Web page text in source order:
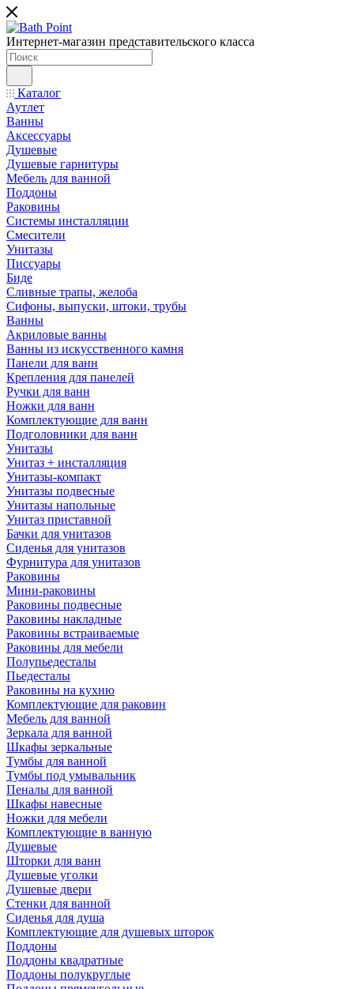
Интернет-магазин представительского класса
Каталог
Аутлет
Ванны
Аксессуары
Душевые
Душевые гарнитуры
Мебель для ванной
Поддоны
Раковины
Системы инсталляции
Смесители
Унитазы
Писсуары
Биде
Сливные трапы, желоба
Сифоны, выпуски, штоки, трубы
Ванны
Акриловые ванны
Ванны из искусственного камня
Панели для ванн
Крепления для панелей
Ручки для ванн
Ножки для ванн
Комплектующие для ванн
Подголовники для ванн
Унитазы
Унитаз + инсталляция
Унитазы-компакт
Унитазы подвесные
Унитазы напольные
Унитаз приставной
Бачки для унитазов
Сиденья для унитазов
Фурнитура для унитазов
Раковины
Мини-раковины
Раковины подвесные
Раковины накладные
Раковины встраиваемые
Раковины для мебели
Полупьедесталы
Пьедесталы
Раковины на кухню
Комплектующие для раковин
Мебель для ванной
Зеркала для ванной
Шкафы зеркальные
Тумбы для ванной
Тумбы под умывальник
Пеналы для ванной
Шкафы навесные
Ножки для мебели
Комплектующие в ванную
Душевые
Шторки для ванн
Душевые уголки
Душевые двери
Стенки для ванной
Сиденья для душа
Комплектующие для душевых шторок
Поддоны
Поддоны квадратные
Поддоны полукруглые